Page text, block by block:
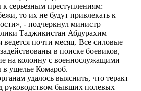
серьезным преступлениям:
то их не будут привлекать к
- подчеркнул министр
Таджикистан Абдурахим
почти месяц. Все силовые
в поиске боевиков,
на колонну с военнослужащими
ущелье Комароб.
удалось выяснить, что теракт
руководством бывших полевых